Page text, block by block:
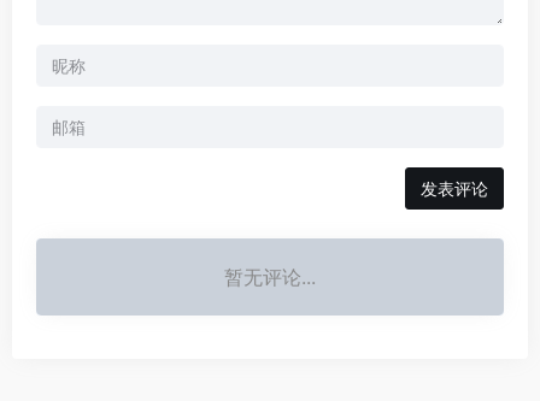
发表评论
暂无评论...